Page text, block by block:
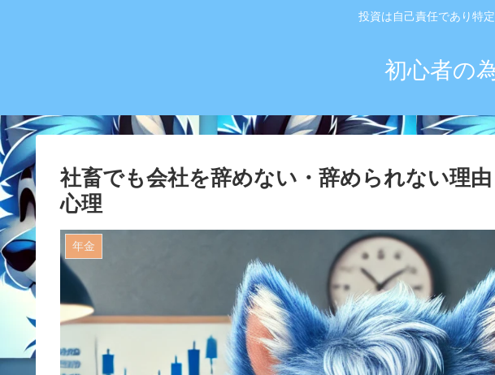
投資は自己責任であり特
初心者の
社畜でも会社を辞めない・辞められない理
心理
年金